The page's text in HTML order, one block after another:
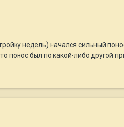
недель) начался сильный
понос был по какой-либо другой